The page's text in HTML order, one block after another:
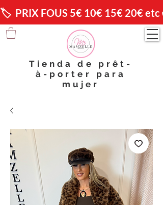
🏷️  PRIX FOUS 5€ 10€ 15€ 20€ etc
Tienda de prêt-
à-porter para
mujer